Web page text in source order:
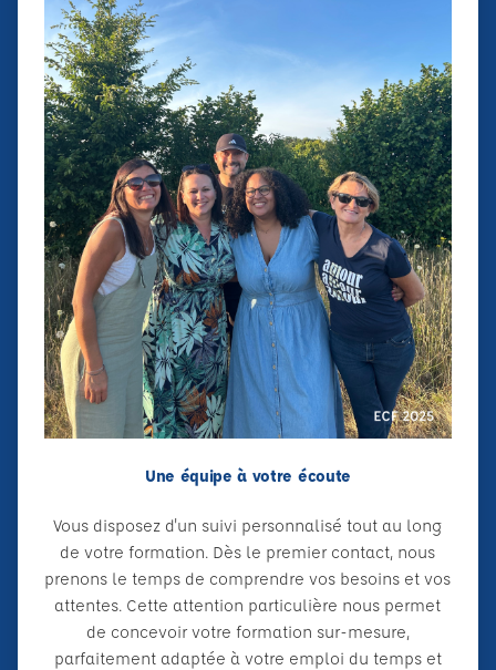
Une équipe à votre écoute
Vous disposez d'un suivi personnalisé tout au long
de votre formation. Dès le premier contact, nous
prenons le temps de comprendre vos besoins et vos
attentes. Cette attention particulière nous permet
de concevoir votre formation sur-mesure,
parfaitement adaptée à votre emploi du temps et